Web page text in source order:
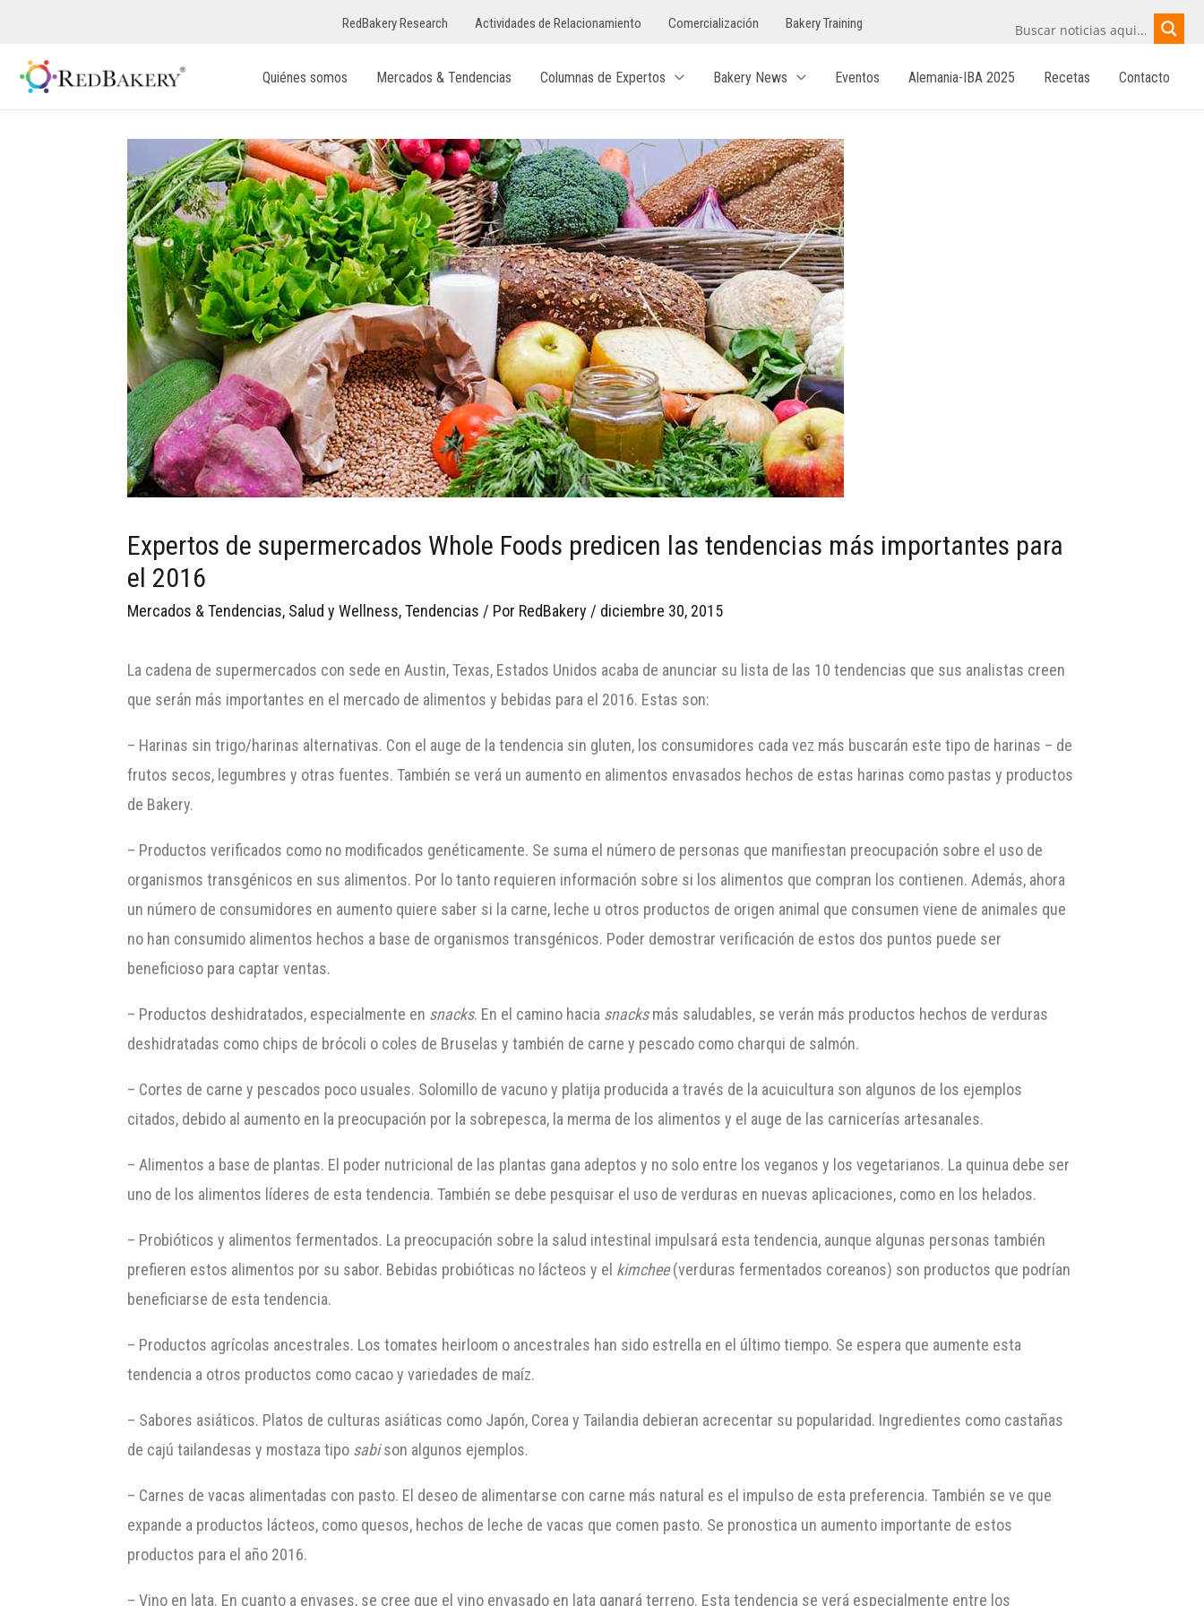
RedBakery Research Actividades de Relacionamiento Comercialización Bakery Training
Quiénes somos Mercados & Tendencias Columnas de Expertos Bakery News Eventos Alemania-IBA 2025 Recetas Contacto
Expertos de supermercados Whole Foods predicen las tendencias más importantes para
el 2016
Mercados & Tendencias, Salud y Wellness,Tendencias / Por RedBakery / diciembre 30, 2015
La cadena de supermercados con sede en Austin, Texas, Estados Unidos acaba de anunciar su lista de las 10 tendencias que sus analistas creen
que serán más importantes en el mercado de alimentos y bebidas para el 2016. Estas son:
– Harinas sin trigo/harinas alternativas. Con el auge de la tendencia sin gluten, los consumidores cada vez más buscarán este tipo de harinas – de
frutos secos, legumbres y otras fuentes. También se verá un aumento en alimentos envasados hechos de estas harinas como pastas y productos
de Bakery.
– Productos verificados como no modificados genéticamente. Se suma el número de personas que manifiestan preocupación sobre el uso de
organismos transgénicos en sus alimentos. Por lo tanto requieren información sobre si los alimentos que compran los contienen. Además, ahora
un número de consumidores en aumento quiere saber si la carne, leche u otros productos de origen animal que consumen viene de animales que
no han consumido alimentos hechos a base de organismos transgénicos. Poder demostrar verificación de estos dos puntos puede ser
beneficioso para captar ventas.
– Productos deshidratados, especialmente en snacks. En el camino hacia snacksmás saludables, se verán más productos hechos de verduras
deshidratadas como chips de brócoli o coles de Bruselas y también de carne y pescado como charqui de salmón.
– Cortes de carne y pescados poco usuales. Solomillo de vacuno y platija producida a través de la acuicultura son algunos de los ejemplos
citados, debido al aumento en la preocupación por la sobrepesca, la merma de los alimentos y el auge de las carnicerías artesanales.
– Alimentos a base de plantas. El poder nutricional de las plantas gana adeptos y no solo entre los veganos y los vegetarianos. La quinua debe ser
uno de los alimentos líderes de esta tendencia. También se debe pesquisar el uso de verduras en nuevas aplicaciones, como en los helados.
– Probióticos y alimentos fermentados. La preocupación sobre la salud intestinal impulsará esta tendencia, aunque algunas personas también
prefieren estos alimentos por su sabor. Bebidas probióticas no lácteos y el kimchee(verduras fermentados coreanos) son productos que podrían
beneficiarse de esta tendencia.
– Productos agrícolas ancestrales. Los tomates heirloom o ancestrales han sido estrella en el último tiempo. Se espera que aumente esta
tendencia a otros productos como cacao y variedades de maíz.
– Sabores asiáticos. Platos de culturas asiáticas como Japón, Corea y Tailandia debieran acrecentar su popularidad. Ingredientes como castañas
de cajú tailandesas y mostaza tipo sabison algunos ejemplos.
– Carnes de vacas alimentadas con pasto. El deseo de alimentarse con carne más natural es el impulso de esta preferencia. También se ve que
expande a productos lácteos, como quesos, hechos de leche de vacas que comen pasto. Se pronostica un aumento importante de estos
productos para el año 2016.
– Vino en lata. En cuanto a envases, se cree que el vino envasado en lata ganará terreno. Esta tendencia se verá especialmente entre los